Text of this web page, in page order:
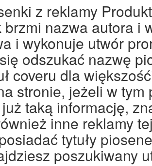
z reklamy
nazwa autora i
i wykonuje utwór
odszukać nazwę
coveru dla
stronie, jeżeli w tym
taką informację,
inne reklamy
tytuły
poszukiwany